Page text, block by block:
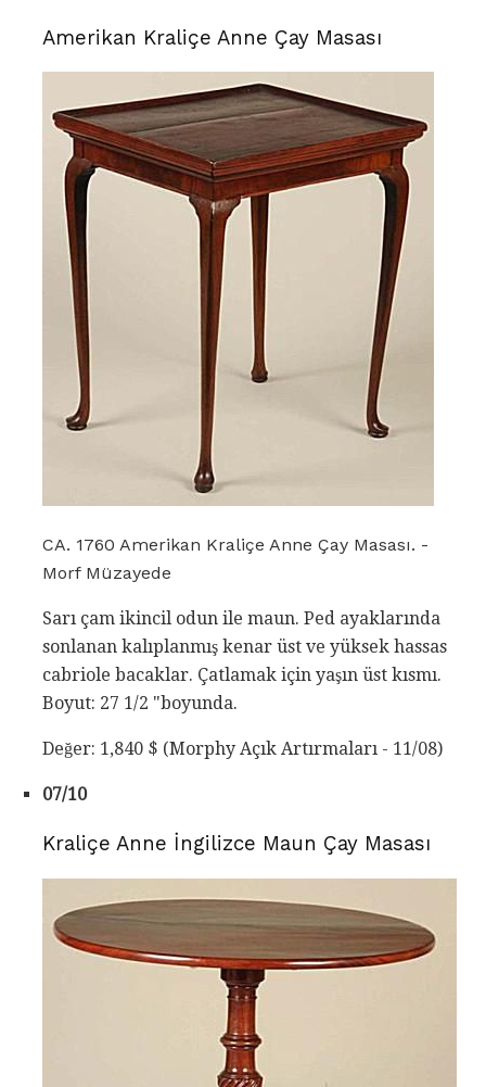
Amerikan Kraliçe Anne Çay Masası
CA. 1760 Amerikan Kraliçe Anne Çay Masası. -
Morf Müzayede
Sarı çam ikincil odun ile maun. Ped ayaklarında
sonlanan kalıplanmış kenar üst ve yüksek hassas
cabriole bacaklar. Çatlamak için yaşın üst kısmı.
Boyut: 27 1/2 "boyunda.
Değer: 1,840 $ (Morphy Açık Artırmaları - 11/08)
07/10
Kraliçe Anne İngilizce Maun Çay Masası